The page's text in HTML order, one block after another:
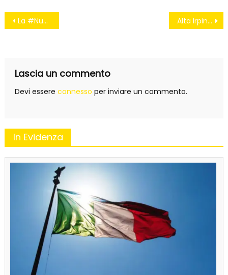
Navigazione
La #NuovaResistenza Alta Irpinia, i comitati No triv “Evitare una nuova Basilicata”
Lascia un commento
Devi essere connesso per inviare un commento.
In Evidenza